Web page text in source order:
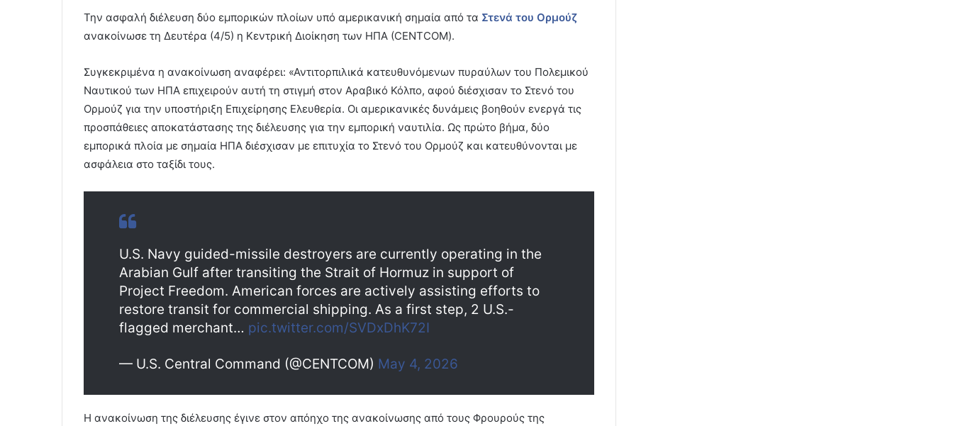
Την ασφαλή διέλευση δύο εμπορικών πλοίων υπό αμερικανική σημαία από τα Στενά του Ορμούζ
ανακοίνωσε τη Δευτέρα (4/5) η Κεντρική Διοίκηση των ΗΠΑ (CENTCOM).
Συγκεκριμένα η ανακοίνωση αναφέρει: «Αντιτορπιλικά κατευθυνόμενων πυραύλων του Πολεμικού
Ναυτικού των ΗΠΑ επιχειρούν αυτή τη στιγμή στον Αραβικό Κόλπο, αφού διέσχισαν το Στενό του
Ορμούζ για την υποστήριξη Επιχείρησης Ελευθερία. Οι αμερικανικές δυνάμεις βοηθούν ενεργά τις
προσπάθειες αποκατάστασης της διέλευσης για την εμπορική ναυτιλία. Ως πρώτο βήμα, δύο
εμπορικά πλοία με σημαία ΗΠΑ διέσχισαν με επιτυχία το Στενό του Ορμούζ και κατευθύνονται με
ασφάλεια στο ταξίδι τους.
U.S. Navy guided-missile destroyers are currently operating in the
Arabian Gulf after transiting the Strait of Hormuz in support of
Project Freedom. American forces are actively assisting efforts to
restore transit for commercial shipping. As a first step, 2 U.S.-
flagged merchant… pic.twitter.com/SVDxDhK72I
— U.S. Central Command (@CENTCOM) May 4, 2026
Η ανακοίνωση της διέλευσης έγινε στον απόηχο της ανακοίνωσης από τους Φρουρούς της